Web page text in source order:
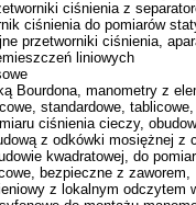
ciśnienia z
ciśnienia do pomiarów
przetworniki ciśnienia,
liniowych
Bourdona, manometry z
standardowe,
ciśnienia cieczy,
z odkówki mosiężnej z
kwadratowej, do
bezpieczne z zaworem,
z lokalnym odczytem